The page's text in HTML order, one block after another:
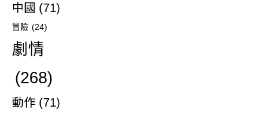
中國 (71)
冒險 (24)
劇情
(268)
動作 (71)